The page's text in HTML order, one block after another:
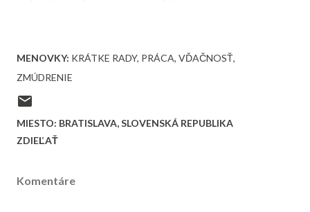
MENOVKY: KRÁTKE RADY PRÁCA VĎAČNOSŤ
ZMÚDRENIE
MIESTO: BRATISLAVA, SLOVENSKÁ REPUBLIKA
ZDIEĽAŤ
Komentáre